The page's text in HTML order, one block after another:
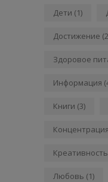
Дети (1)
Достижение
Здоровое
Информация
Книги (3)
Концентрация
Креативность
Любовь (1)